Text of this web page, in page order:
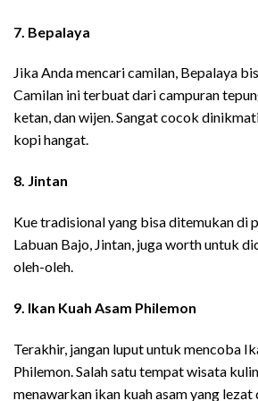
7. Bepalaya
Jika Anda mencari camilan, Bepalaya
Camilan ini terbuat dari campuran
ketan, dan wijen. Sangat cocok
kopi hangat.
8. Jintan
Kue tradisional yang bisa ditemukan di
Labuan Bajo, Jintan, juga worth untuk
oleh-oleh.
9. Ikan Kuah Asam Philemon
Terakhir, jangan luput untuk mencoba
Philemon. Salah satu tempat wisata
menawarkan ikan kuah asam yang